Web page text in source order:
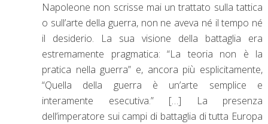
Napoleone non scrisse mai un trattato sulla tattica
o sull’arte della guerra, non ne aveva né il tempo né
il desiderio. La sua visione della battaglia era
estremamente pragmatica: “La teoria non è la
pratica nella guerra” e, ancora più esplicitamente,
“Quella della guerra è un’arte semplice e
interamente esecutiva.” […] La presenza
dell’imperatore sui campi di battaglia di tutta Europa